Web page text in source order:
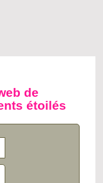
de
étoilés